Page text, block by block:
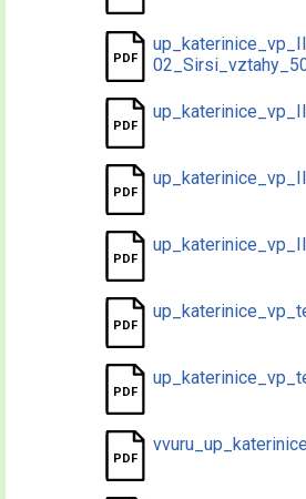
vvuru_up_katerinice